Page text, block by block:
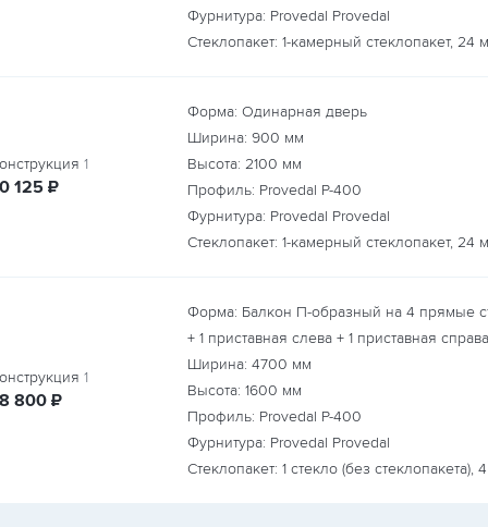
Фурнитура: Provedal Provedal
Стеклопакет: 1-камерный стеклопакет, 24
1
125 руб.
₽
Форма: Одинарная дверь
Ширина: 900 мм
Высота: 2100 мм
Профиль: Provedal P-400
Фурнитура: Provedal Provedal
Стеклопакет: 1-камерный стеклопакет, 24
1
800 руб.
₽
Форма: Балкон П-образный на 4 прямые
+ 1 приставная слева + 1 приставная справа
Ширина: 4700 мм
Высота: 1600 мм
Профиль: Provedal P-400
Фурнитура: Provedal Provedal
Стеклопакет: 1 стекло (без стеклопакета),